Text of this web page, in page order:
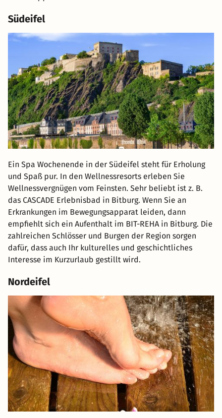
Südeifel
Ein Spa Wochenende in der Südeifel steht für Erholung
und Spaß pur. In den Wellnessresorts erleben Sie
Wellnessvergnügen vom Feinsten. Sehr beliebt ist z. B.
das CASCADE Erlebnisbad in Bitburg. Wenn Sie an
Erkrankungen im Bewegungsapparat leiden, dann
empfiehlt sich ein Aufenthalt im BIT-REHA in Bitburg. Die
zahlreichen Schlösser und Burgen der Region sorgen
dafür, dass auch Ihr kulturelles und geschichtliches
Interesse im Kurzurlaub gestillt wird.
Nordeifel